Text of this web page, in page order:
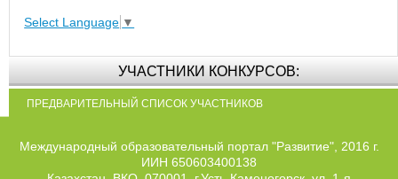
Select Language ▼
УЧАСТНИКИ КОНКУРСОВ:
ПРЕДВАРИТЕЛЬНЫЙ СПИСОК УЧАСТНИКОВ
Международный образовательный портал "Развитие", 2016 г.
ИИН 650603400138